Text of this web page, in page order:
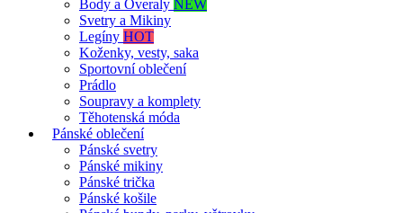
Body a Overaly NEW
Svetry a Mikiny
Legíny HOT
Koženky, vesty, saka
Sportovní oblečení
Prádlo
Soupravy a komplety
Těhotenská móda
Pánské oblečení
Pánské svetry
Pánské mikiny
Pánské trička
Pánské košile